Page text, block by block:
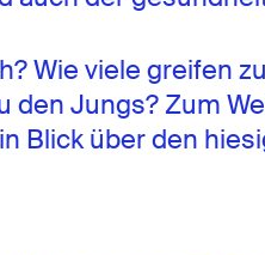
Wie viele greifen
Jungs? Zum
Blick über den